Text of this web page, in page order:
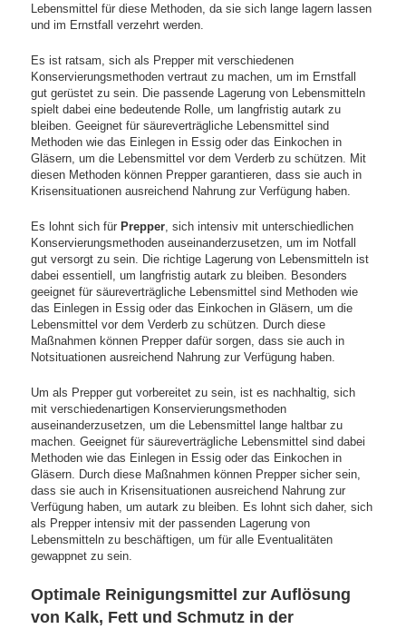
Lebensmittel für diese Methoden, da sie sich lange lagern lassen
und im Ernstfall verzehrt werden.
Es ist ratsam, sich als Prepper mit verschiedenen
Konservierungsmethoden vertraut zu machen, um im Ernstfall
gut gerüstet zu sein. Die passende Lagerung von Lebensmitteln
spielt dabei eine bedeutende Rolle, um langfristig autark zu
bleiben. Geeignet für säureverträgliche Lebensmittel sind
Methoden wie das Einlegen in Essig oder das Einkochen in
Gläsern, um die Lebensmittel vor dem Verderb zu schützen. Mit
diesen Methoden können Prepper garantieren, dass sie auch in
Krisensituationen ausreichend Nahrung zur Verfügung haben.
Es lohnt sich für Prepper, sich intensiv mit unterschiedlichen
Konservierungsmethoden auseinanderzusetzen, um im Notfall
gut versorgt zu sein. Die richtige Lagerung von Lebensmitteln ist
dabei essentiell, um langfristig autark zu bleiben. Besonders
geeignet für säureverträgliche Lebensmittel sind Methoden wie
das Einlegen in Essig oder das Einkochen in Gläsern, um die
Lebensmittel vor dem Verderb zu schützen. Durch diese
Maßnahmen können Prepper dafür sorgen, dass sie auch in
Notsituationen ausreichend Nahrung zur Verfügung haben.
Um als Prepper gut vorbereitet zu sein, ist es nachhaltig, sich
mit verschiedenartigen Konservierungsmethoden
auseinanderzusetzen, um die Lebensmittel lange haltbar zu
machen. Geeignet für säureverträgliche Lebensmittel sind dabei
Methoden wie das Einlegen in Essig oder das Einkochen in
Gläsern. Durch diese Maßnahmen können Prepper sicher sein,
dass sie auch in Krisensituationen ausreichend Nahrung zur
Verfügung haben, um autark zu bleiben. Es lohnt sich daher, sich
als Prepper intensiv mit der passenden Lagerung von
Lebensmitteln zu beschäftigen, um für alle Eventualitäten
gewappnet zu sein.
Optimale Reinigungsmittel zur Auflösung
von Kalk, Fett und Schmutz in der